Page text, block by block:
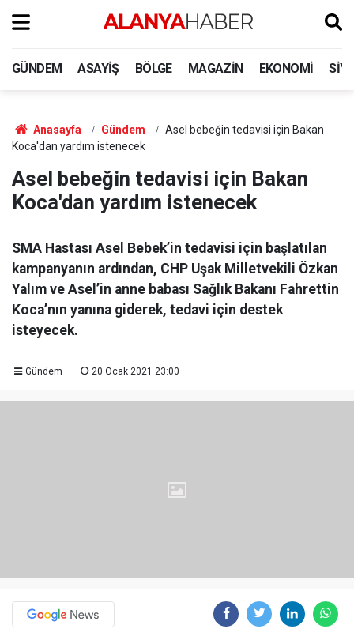
GÜNDEM ASAYIŞ BÖLGE MAGAZIN EKONOMI
Anasayfa Gündem
Asel bebeğin tedavisi için Bakan
Koca'dan yardım istenecek
Asel bebeğin tedavisi için Bakan
Koca'dan yardım istenecek
SMA Hastası Asel Bebek’in tedavisi için başlatılan
kampanyanın ardından, CHP Uşak Milletvekili Özkan
Yalım ve Asel’in anne babası Sağlık Bakanı Fahrettin
Koca’nın yanına giderek, tedavi için destek
isteyecek.
Gündem 20 Ocak 2021 23:00